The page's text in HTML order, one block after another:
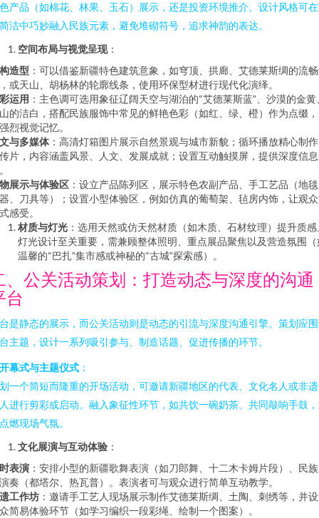
产品（如棉花、林果、玉石）展示，还是投资环境推介。设计风格可
洁中巧妙融入民族元素，避免堆砌符号，追求神韵的表达。
空间布局与视觉呈现：
造型 ：可以借鉴新疆特色建筑意象，如穹顶、拱廊、艾德莱斯绸的流
或天山、胡杨林的轮廓线条，使用环保型材进行现代化演绎。
运用 ：主色调可选用象征辽阔天空与湖泊的“艾德莱斯蓝”、沙漠的金黄
的洁白，搭配民族服饰中常见的鲜艳色彩（如红、绿、橙）作为点缀
烈视觉记忆。
与多媒体：高清灯箱图片展示自然景观与城市新貌；循环播放精心制
片，内容涵盖风景、人文、发展成就；设置互动触摸屏，提供深度信
展示与体验区 ：设立产品陈列区，展示特色农副产品、手工艺品（地
、刀具等）；设置小型体验区，例如仿真的葡萄架、毡房内饰，让观
感受。
材质与灯光 ：选用天然或仿天然材质（如木质、石材纹理）提升质感
灯光设计至关重要，需兼顾整体照明、重点展品聚焦以及营造氛围（
温馨的“巴扎”集市感或神秘的“古城”探索感）。
、公关活动策划：打造动态与深度的沟通
台
是静态的展示，而公关活动则是动态的引流与深度沟通引擎。策划应
主题，设计一系列吸引参与、制造话题、促进传播的环节。
开幕式与主题仪式 ：
一个简短而隆重的开场活动，可邀请新疆地区的代表、文化名人或非
进行剪彩或启动。融入象征性环节，如共饮一碗奶茶、共同敲响手鼓
燃现场气氛。
文化展演与互动体验 ：
表演 ：安排小型的新疆歌舞表演（如刀郎舞、十二木卡姆片段）、民
奏（都塔尔、热瓦普）。表演者可与观众进行简单互动教学。
工作坊 ：邀请手工艺人现场展示制作艾德莱斯绸、土陶、刺绣等，并
简易体验环节（如学习编织一段彩绳、绘制一个图案）。